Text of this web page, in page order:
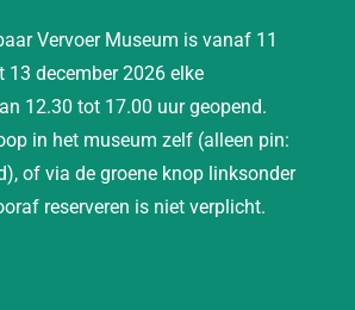
Vervoer Museum is vanaf 11
13 december 2026 elke
12.30 tot 17.00 uur geopend.
in het museum zelf (alleen pin:
of via de groene knop linksonder
reserveren is niet verplicht.